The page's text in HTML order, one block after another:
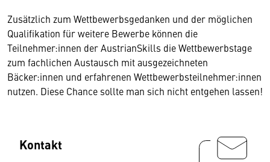
Zusätzlich zum Wettbewerbsgedanken und der möglichen
Qualifikation für weitere Bewerbe können die
Teilnehmer:innen der AustrianSkills die Wettbewerbstage
zum fachlichen Austausch mit ausgezeichneten
Bäcker:innen und erfahrenen Wettbewerbsteilnehmer:innen
nutzen. Diese Chance sollte man sich nicht entgehen lassen!
Kontakt